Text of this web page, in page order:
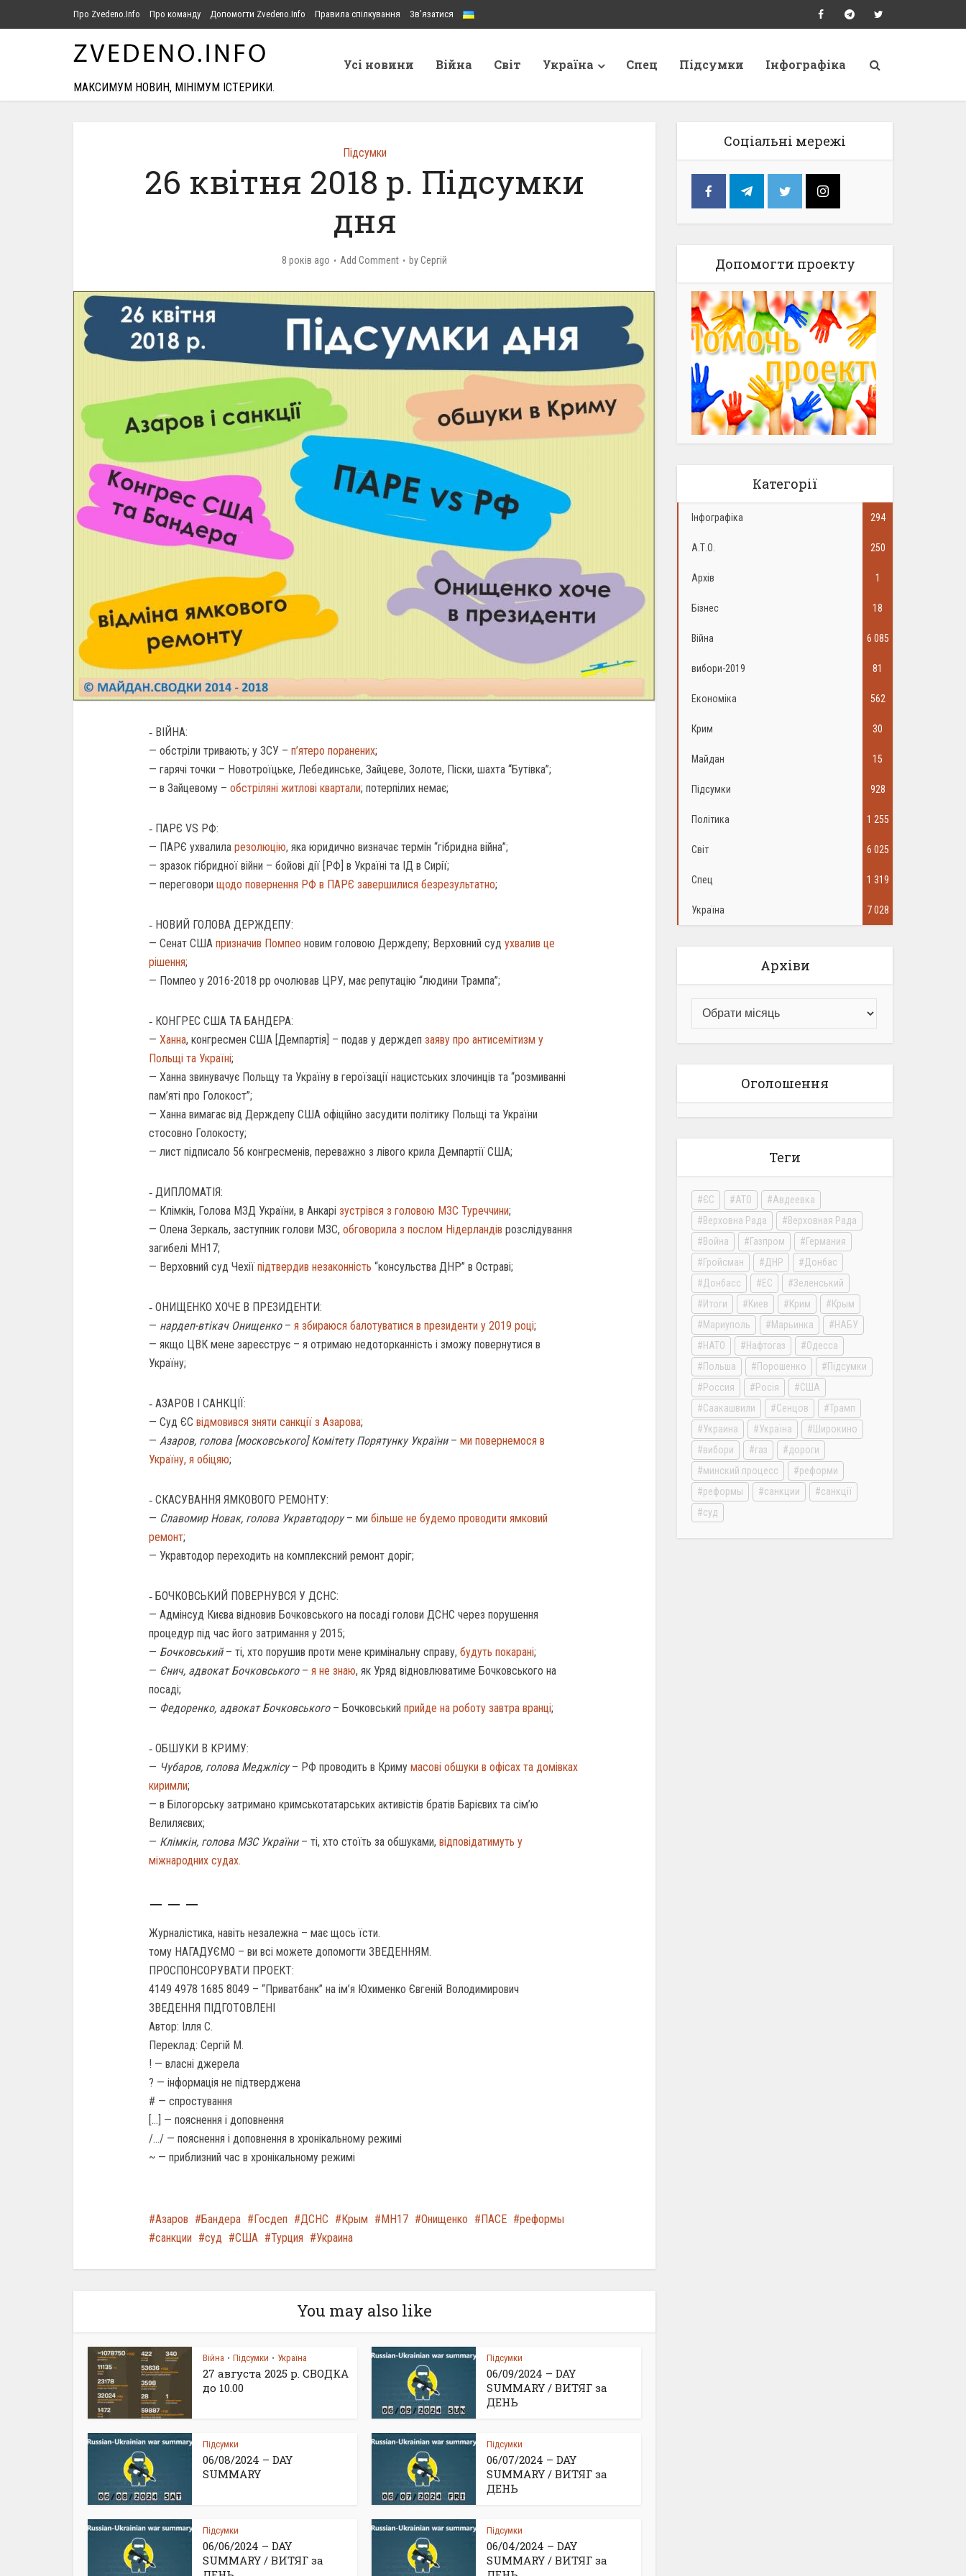
Про Zvedeno.Info Про команду Допомогти Zvedeno.Info Правила спілкування Зв’язатися
МАКСИМУМ НОВИН, МІНІМУМ ІСТЕРИКИ.
Усі новини Війна Світ Україна Спец Підсумки Інфографіка
Підсумки
26 квітня 2018 р. Підсумки
дня
8 років ago Add Comment byСергій
‐ ВІЙНА:
— обстріли тривають; у ЗСУ – п’ятеро поранених;
— гарячі точки – Новотроїцьке, Лебединське, Зайцеве, Золоте, Піски, шахта “Бутівка”;
— в Зайцевому – обстріляні житлові квартали; потерпілих немає;
‐ ПАРЄ VS РФ:
— ПАРЄ ухвалила резолюцію, яка юридично визначає термін “гібридна війна”;
— зразок гібридної війни – бойові дії [РФ] в Україні та ІД в Сирії;
— переговори щодо повернення РФ в ПАРЄ завершилися безрезультатно;
‐ НОВИЙ ГОЛОВА ДЕРЖДЕПУ:
— Сенат США призначив Помпео новим головою Держдепу; Верховний суд ухвалив це
рішення;
— Помпео у 2016-2018 рр очолював ЦРУ, має репутацію “людини Трампа”;
‐ КОНГРЕС США ТА БАНДЕРА:
— Ханна, конгресмен США [Демпартія] – подав у держдеп заяву про антисемітизм у
Польщі та Україні;
— Ханна звинувачує Польщу та Україну в героїзації нацистських злочинців та “розмиванні
пам’яті про Голокост”;
— Ханна вимагає від Держдепу США офіційно засудити політику Польщі та України
стосовно Голокосту;
— лист підписало 56 конгресменів, переважно з лівого крила Демпартії США;
‐ ДИПЛОМАТІЯ:
— Клімкін, Голова МЗД України, в Анкарі зустрівся з головою МЗС Туреччини;
— Олена Зеркаль, заступник голови МЗС, обговорила з послом Нідерландів розслідування
загибелі МН17;
— Верховний суд Чехії підтвердив незаконність “консульства ДНР” в Остраві;
‐ ОНИЩЕНКО ХОЧЕ В ПРЕЗИДЕНТИ:
— нардеп-втікач Онищенко– я збираюся балотуватися в президенти у 2019 році;
— якщо ЦВК мене зареєструє – я отримаю недоторканність і зможу повернутися в
Україну;
‐ АЗАРОВ І САНКЦІЇ:
— Суд ЄС відмовився зняти санкції з Азарова;
— Азаров, голова [московського] Комітету Порятунку України– ми повернемося в
Україну, я обіцяю;
‐ СКАСУВАННЯ ЯМКОВОГО РЕМОНТУ:
— Славомир Новак, голова Укравтодору– ми більше не будемо проводити ямковий
ремонт;
— Укравтодор переходить на комплексний ремонт доріг;
‐ БОЧКОВСЬКИЙ ПОВЕРНУВСЯ У ДСНС:
— Адмінсуд Києва відновив Бочковського на посаді голови ДСНС через порушення
процедур під час його затримання у 2015;
— Бочковський– ті, хто порушив проти мене кримінальну справу, будуть покарані;
— Єнич, адвокат Бочковського– я не знаю, як Уряд відновлюватиме Бочковського на
посаді;
— Федоренко, адвокат Бочковського– Бочковський прийде на роботу завтра вранці;
‐ ОБШУКИ В КРИМУ:
— Чубаров, голова Меджлісу– РФ проводить в Криму масові обшуки в офісах та домівках
киримли;
— в Білогорську затримано кримськотатарських активістів братів Барієвих та сім’ю
Велиляєвих;
— Клімкін, голова МЗС України– ті, хто стоїть за обшуками, відповідатимуть у
міжнародних судах.
— — —
Журналістика, навіть незалежна – має щось їсти.
тому НАГАДУЄМО – ви всі можете допомогти ЗВЕДЕННЯМ.
ПРОСПОНСОРУВАТИ ПРОЕКТ:
4149 4978 1685 8049 – “Приватбанк” на ім’я Юхименко Євгеній Володимирович
ЗВЕДЕННЯ ПІДГОТОВЛЕНІ
Автор: Ілля С.
Переклад: Сергій М.
! — власні джерела
? — інформація не підтверджена
# — спростування
[…] — пояснення і доповнення
/…/ — пояснення і доповнення в хронікальному режимі
~ — приблизний час в хронікальному режимі
Азаров Бандера Госдеп ДСНС Крым МН17 Онищенко ПАСЕ
реформы
санкции
суд США Турция Украина
You may also like
Війна • Підсумки • Україна
27 августа 2025 р. СВОДКА
до 10.00
Підсумки
06/09/2024 – DAY
SUMMARY / ВИТЯГ за
ДЕНЬ
Підсумки
06/08/2024 – DAY
SUMMARY
Підсумки
06/07/2024 – DAY
SUMMARY / ВИТЯГ за
ДЕНЬ
Підсумки
06/06/2024 – DAY
SUMMARY / ВИТЯГ за
Підсумки
06/04/2024 – DAY
SUMMARY / ВИТЯГ за
Соціальні мережі
Допомогти проекту
Категорії
Інфографіка 294
А.Т.О. 250
Архів 1
Бізнес 18
Війна 6 085
вибори-2019 81
Економіка 562
Крим 30
Майдан 15
Підсумки 928
Політика 1 255
Світ 6 025
Спец 1 319
Україна 7 028
Архіви
Оголошення
Теги
ЄС АТО
Авдеевка
Верховна Рада
Верховная Рада
Война
Газпром
Германия
Гройсман
ДНР
Донбас
Донбасс
ЕС
Зеленський
Итоги
Киев Крим
Крым
Мариуполь
Марьинка
НАБУ
НАТО
Нафтогаз
Одесса
Польша
Порошенко
Підсумки
Россия
Росія
США
Саакашвили
Сенцов
Трамп
Украина
Україна
Широкино
вибори
газ
дороги
минский процесс
реформи
реформы
санкции
санкції
суд